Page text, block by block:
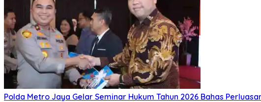
Polda Metro Jaya Gelar Seminar Hukum Tahun 2026 Bahas